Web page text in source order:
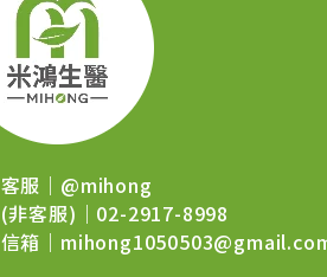
服｜ @mihong
非客服)｜02-2917-8998
箱｜